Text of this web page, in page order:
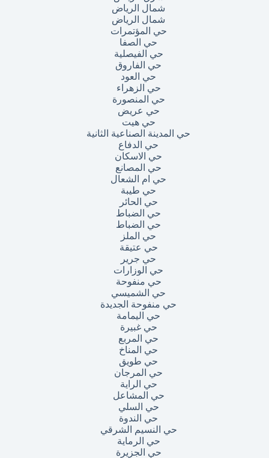
شمال الرياض
شمال الرياض
حي المؤتمرات
حي الصفا
حي الفيصلية
حي الفاروق
حي العود
حي الزهراء
حي المنصورة
حي عريض
حي هيت
حي المدينة الصناعية الثانية
حي الدفاع
حي الاسكان
حي المصانع
حي ام الشعال
حي طيبة
حي الحائر
حي الضباط
حي الضباط
حي الملز
حي عتيقة
حي جرير
حي الوزارات
حي منفوحة
حي الشميسي
حي منفوحة الجديدة
حي اليمامة
حي غبيرة
حي المربع
حي المناخ
حي طويق
حي المرجان
حي الراية
حي المشاعل
حي السلي
حي الندوة
حي النسيم الشرقي
حي الرماية
حي الجزيرة